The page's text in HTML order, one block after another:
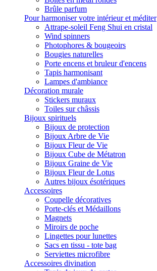
Brûle parfum
Pour harmoniser votre intérieur et méditer
Attrape-soleil Feng Shui en cristal
Wind spinners
Photophores & bougeoirs
Bougies naturelles
Porte encens et bruleur d'encens
Tapis harmonisant
Lampes d'ambiance
Décoration murale
Stickers muraux
Toiles sur châssis
Bijoux spirituels
Bijoux de protection
Bijoux Arbre de Vie
Bijoux Fleur de Vie
Bijoux Cube de Métatron
Bijoux Graine de Vie
Bijoux Fleur de Lotus
Autres bijoux ésotériques
Accessoires
Coupelle décoratives
Porte-clés et Médaillons
Magnets
Miroirs de poche
Lingettes pour lunettes
Sacs en tissu - tote bag
Serviettes microfibre
Accessoires divination